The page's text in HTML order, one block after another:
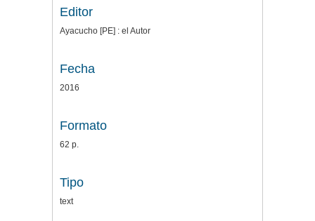
Editor
Ayacucho [PE] : el Autor
Fecha
2016
Formato
62 p.
Tipo
text